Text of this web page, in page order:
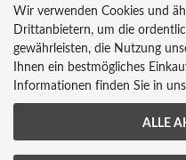
INFORMATIONEN
Über uns
Versandkosten
Wir verwenden Cookies und
Drittanbietern, um die
gewährleisten, die Nutzung
Ihnen ein bestmögliches
Informationen finden Sie in
ALLE